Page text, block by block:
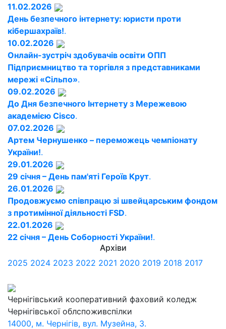
11.02.2026
День безпечного інтернету: юристи проти
кібершахраїв!.
10.02.2026
Онлайн-зустріч здобувачів освіти ОПП
Підприємництво та торгівля з представниками
мережі «Сільпо».
09.02.2026
До Дня безпечного Інтернету з Мережевою
академією Cisco.
07.02.2026
Артем Чернушенко – переможець чемпіонату
України!.
29.01.2026
29 січня – День пам'яті Героїв Крут.
26.01.2026
Продовжуємо співпрацю зі швейцарським фондом
з протимінної діяльності FSD.
22.01.2026
22 січня – День Соборності України!.
Архіви
2025 2024 2023 2022 2021 2020 2019 2018 2017
Чернігівський кооперативний фаховий коледж
Чернігівської облспоживспілки
14000, м. Чернігів, вул. Музейна, 3.